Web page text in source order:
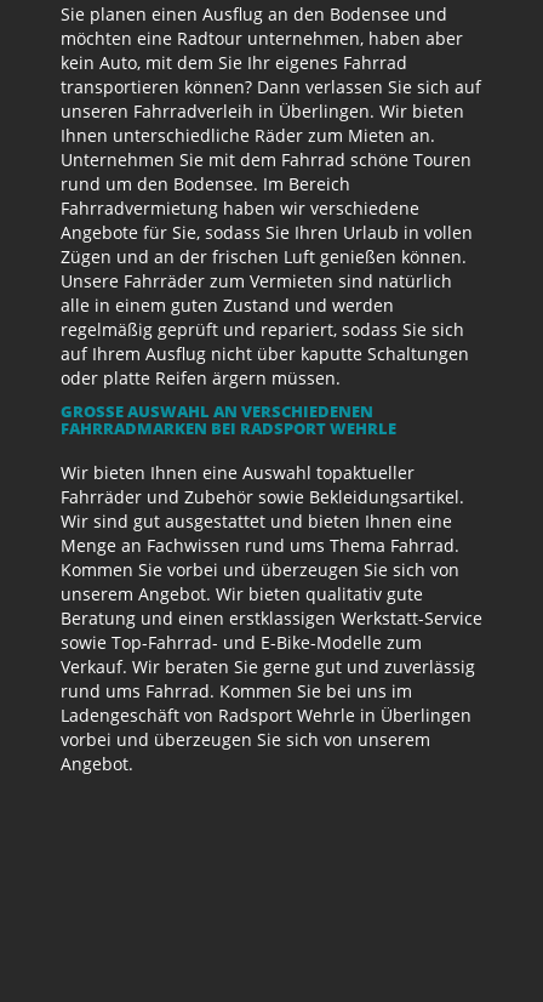
Sie planen einen Ausflug an den Bodensee und
möchten eine Radtour unternehmen, haben aber
kein Auto, mit dem Sie Ihr eigenes Fahrrad
transportieren können? Dann verlassen Sie sich auf
unseren Fahrradverleih in Überlingen. Wir bieten
Ihnen unterschiedliche Räder zum Mieten an.
Unternehmen Sie mit dem Fahrrad schöne Touren
rund um den Bodensee. Im Bereich
Fahrradvermietung haben wir verschiedene
Angebote für Sie, sodass Sie Ihren Urlaub in vollen
Zügen und an der frischen Luft genießen können.
Unsere Fahrräder zum Vermieten sind natürlich
alle in einem guten Zustand und werden
regelmäßig geprüft und repariert, sodass Sie sich
auf Ihrem Ausflug nicht über kaputte Schaltungen
oder platte Reifen ärgern müssen.
GROSSE AUSWAHL AN VERSCHIEDENEN F
AHRRADMARKEN BEI RADSPORT WEHRLE
Wir bieten Ihnen eine Auswahl topaktueller
Fahrräder und Zubehör sowie Bekleidungsartikel.
Wir sind gut ausgestattet und bieten Ihnen eine
Menge an Fachwissen rund ums Thema Fahrrad.
Kommen Sie vorbei und überzeugen Sie sich von
unserem Angebot. Wir bieten qualitativ gute
Beratung und einen erstklassigen Werkstatt-Service
sowie Top-Fahrrad- und E-Bike-Modelle zum
Verkauf. Wir beraten Sie gerne gut und zuverlässig
rund ums Fahrrad. Kommen Sie bei uns im
Ladengeschäft von Radsport Wehrle in Überlingen
vorbei und überzeugen Sie sich von unserem
Angebot.